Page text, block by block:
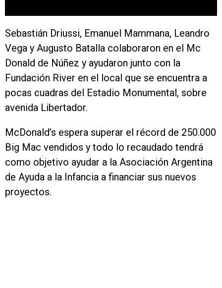
Sebastián Driussi, Emanuel Mammana, Leandro
Vega y Augusto Batalla colaboraron en el Mc
Donald de Núñez y ayudaron junto con la
Fundación River en el local que se encuentra a
pocas cuadras del Estadio Monumental, sobre
avenida Libertador.
McDonald’s espera superar el récord de 250.000
Big Mac vendidos y todo lo recaudado tendrá
como objetivo ayudar a la Asociación Argentina
de Ayuda a la Infancia a financiar sus nuevos
proyectos.